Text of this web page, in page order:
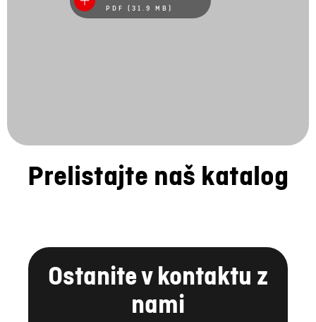
PDF (31.9 MB)
Prelistajte naš katalog
Ostanite v kontaktu z
nami